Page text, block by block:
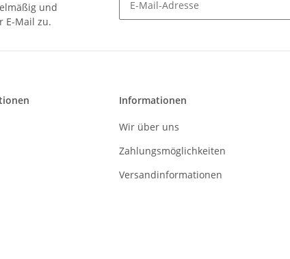
und
E-Mail zu.
Informationen
Wir über uns
Zahlungsmöglichkeiten
Versandinformationen